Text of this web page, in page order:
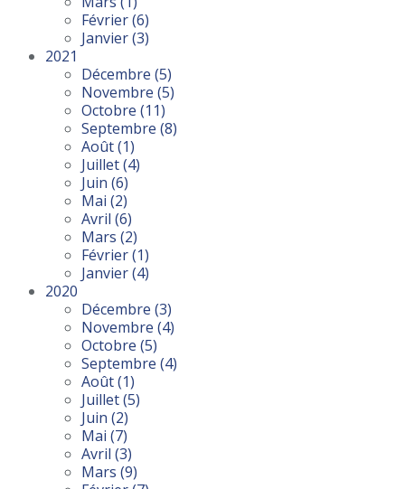
Février(6)
Janvier(3)
2021
Décembre (5)
Novembre (5)
Octobre (11)
Septembre (8)
Août(1)
Juillet(4)
Juin (6)
Mai (2)
Avril (6)
Mars (2)
Février(1)
Janvier(4)
2020
Décembre (3)
Novembre (4)
Octobre (5)
Septembre (4)
Août(1)
Juillet(5)
Juin (2)
Mai (7)
Avril (3)
Mars (9)